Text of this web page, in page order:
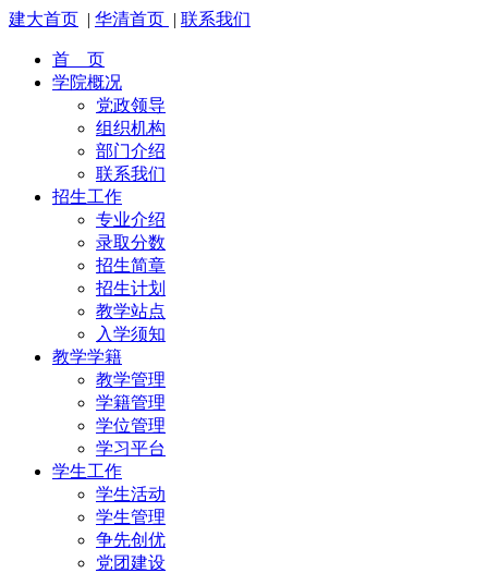
建大首页 | 华清首页 | 联系我们
首 页
学院概况
党政领导
组织机构
部门介绍
联系我们
招生工作
专业介绍
录取分数
招生简章
招生计划
教学站点
入学须知
教学学籍
教学管理
学籍管理
学位管理
学习平台
学生工作
学生活动
学生管理
争先创优
党团建设